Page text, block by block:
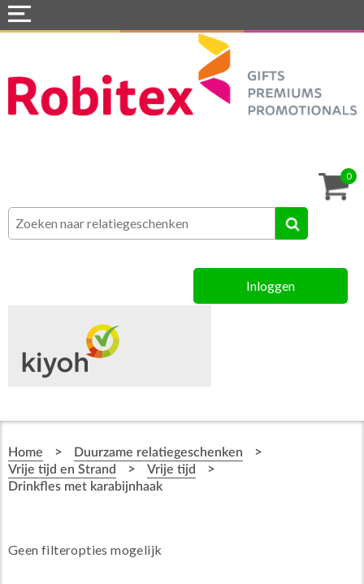
0
Inloggen
Webshops
Textiel
Home > Duurzame relatiegeschenken >
Vrije tijd en Strand > Vrije tijd >
Drinkfles met karabijnhaak
Geen filteropties mogelijk